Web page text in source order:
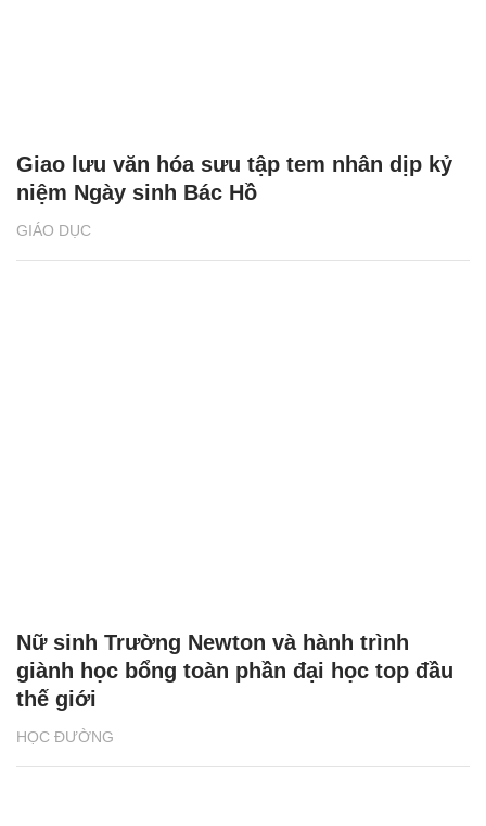
GIÁO DỤC
Giao lưu văn hóa sưu tập tem nhân dịp kỷ
niệm Ngày sinh Bác Hồ
HỌC ĐƯỜNG
Nữ sinh Trường Newton và hành trình
giành học bổng toàn phần đại học top đầu
thế giới